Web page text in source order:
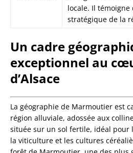
locale. Il témoigne
stratégique de la
Un cadre
exceptionnel au
d’Alsace
La géographie de Marmoutier est
région alluviale, adossée aux
située sur un sol fertile, idéal pour
la viticulture et les cultures